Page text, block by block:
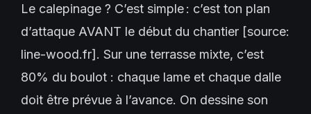
Le calepinage ? C’est simple : c’est ton plan
d’attaque AVANT le début du chantier [source:
line-wood.fr]. Sur une terrasse mixte, c’est
80% du boulot : chaque lame et chaque dalle
doit être prévue à l’avance. On dessine son